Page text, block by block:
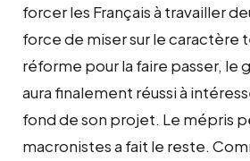
forcer les Français à travailler
force de miser sur le caractère
réforme pour la faire passer, le
aura finalement réussi à
fond de son projet. Le mépris
macronistes a fait le reste.